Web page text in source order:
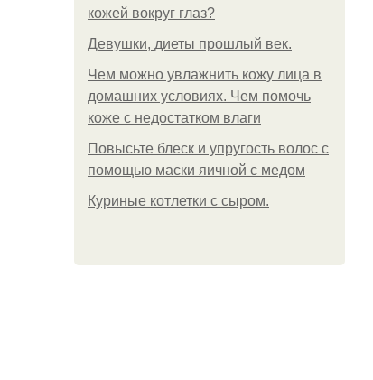
кожей вокруг глаз?
Девушки, диеты прошлый век.
Чем можно увлажнить кожу лица в
домашних условиях. Чем помочь
коже с недостатком влаги
Повысьте блеск и упругость волос с
помощью маски яичной с медом
Куриные котлетки с сыром.